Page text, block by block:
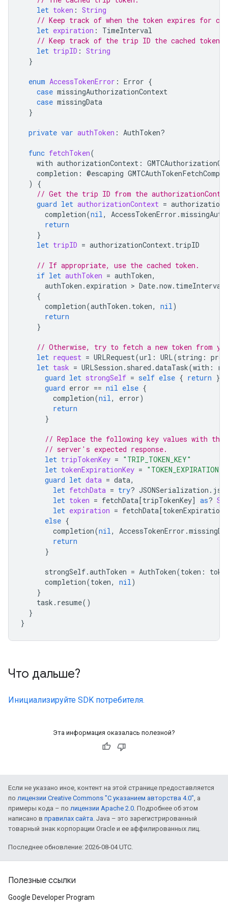
let token : String
// Keep track of when the token expires for
let expiration :
TimeInterval
// Keep track of the trip ID the cached token
let tripID : String
}
enum AccessTokenError : Error {
case missingAuthorizationContext
case missingData
}
private var authToken : AuthToken?
func fetchToken(
with authorizationContext :
completion : @escaping
)
{
// Get the trip ID from the
guard let authorizationContext =
completion(nil, AccessTokenError .
return
}
let tripID = authorizationContext. tripID
// If appropriate, use the cached token.
if let authToken = authToken,
authToken . expiration > Date.now.
{
completion(authToken . token, nil)
return
}
// Otherwise, try to fetch a new token from
let request = URLRequest(url : URL(string :
let task = URLSession . shared .dataTask(with :
guard let strongSelf = self else { return }
guard error == nil else {
completion(nil, error)
return
}
// Replace the following key values with the
// server's expected response.
let tripTokenKey = "TRIP_TOKEN_KEY"
let tokenExpirationKey = "TOKEN_EXPIRATION"
guard let data = data,
let fetchData = try? JSONSerialization .
let token = fetchData[tripTokenKey] as?
let expiration = fetchData[
else {
completion(nil, AccessTokenError .
return
}
strongSelf.authToken = AuthToken(token :
completion(token, nil)
}
task . resume()
}
}
Что дальше?
Инициализируйте SDK потребителя.
Эта информация оказалась полезной?
Если не указано иное, контент на этой странице предоставляется
по лицензии Creative Commons "С указанием авторства 4.0", а
примеры кода – по лицензии Apache 2.0. Подробнее об этом
написано в правилах сайта. Java – это зарегистрированный
товарный знак корпорации Oracle и ее аффилированных лиц.
Последнее обновление: 2026-08-04 UTC.
Полезные ссылки
Google Developer Program